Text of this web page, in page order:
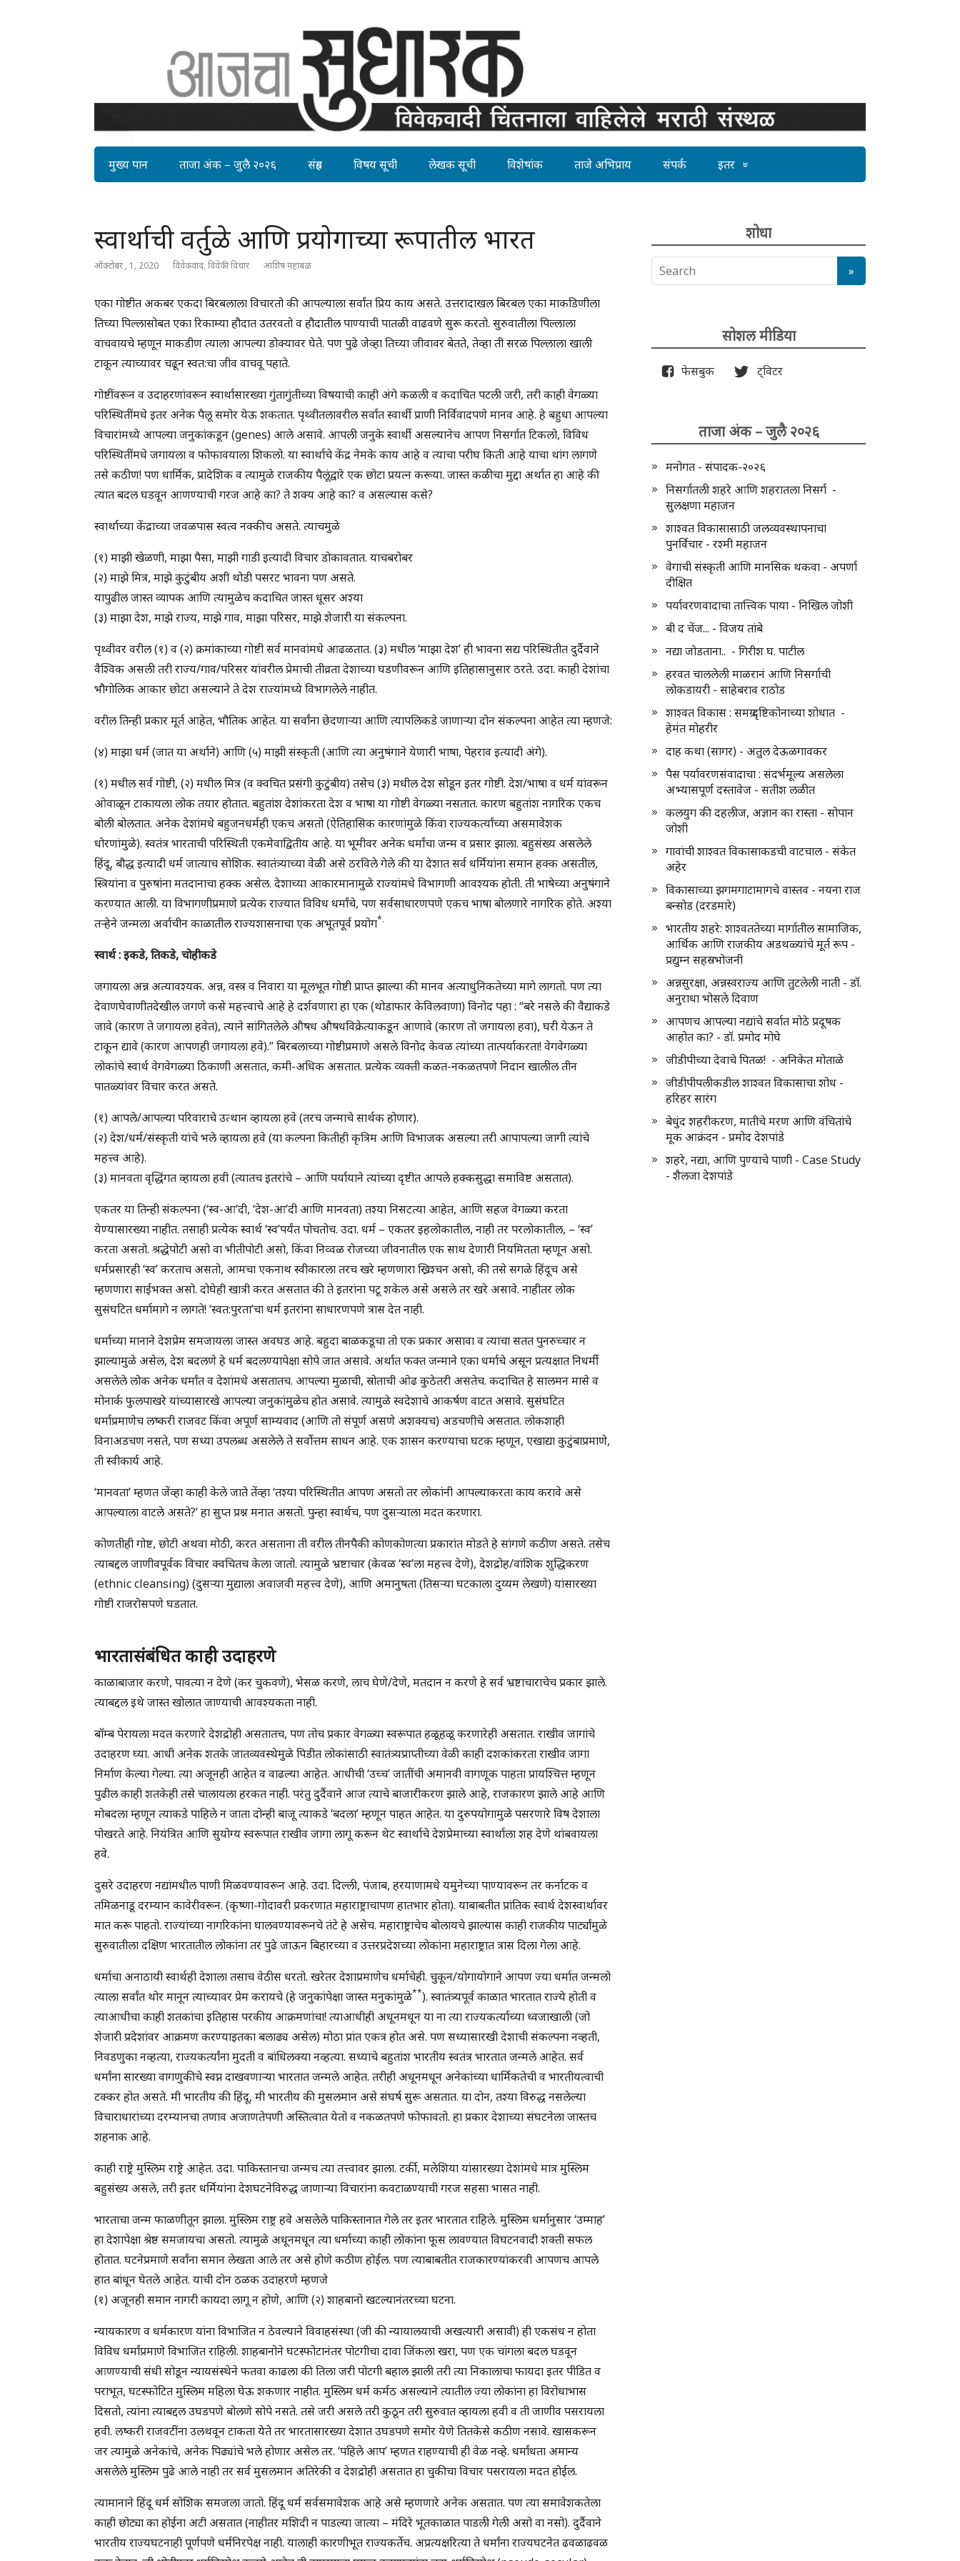
मुख्य पान ताजा अंक – जुलै २०२६ संग्रह विषय सूची लेखक सूची विशेषांक ताजे अभिप्राय संपर्क इतर
स्वार्थाची वर्तुळे आणि प्रयोगाच्या रूपातील भारत
ऑक्टोबर , 1, 2020 विवेकवाद, विवेकी विचार आशिष महाबळ
एका गोष्टीत अकबर एकदा बिरबलाला विचारतो की आपल्याला सर्वांत प्रिय काय असते. उत्तरादाखल बिरबल एका माकडिणीला
तिच्या पिल्लासोबत एका रिकाम्या हौदात उतरवतो व हौदातील पाण्याची पातळी वाढवणे सुरू करतो. सुरुवातीला पिल्लाला
वाचवायचे म्हणून माकडीण त्याला आपल्या डोक्यावर घेते. पण पुढे जेव्हा तिच्या जीवावर बेतते, तेव्हा ती सरळ पिल्लाला खाली
टाकून त्याच्यावर चढून स्वत:चा जीव वाचवू पहाते.
गोष्टींवरून व उदाहरणांवरून स्वार्थासारख्या गुंतागुंतीच्या विषयाची काही अंगे कळली व कदाचित पटली जरी, तरी काही वेगळ्या
परिस्थितींमधे इतर अनेक पैलू समोर येऊ शकतात. पृथ्वीतलावरील सर्वांत स्वार्थी प्राणी निर्विवादपणे मानव आहे. हे बहुधा आपल्या
विचारांमध्ये आपल्या जनुकांकडून (genes) आले असावे. आपली जनुके स्वार्थी असल्यानेच आपण निसर्गात टिकलो, विविध
परिस्थितींमधे जगायला व फोफावयाला शिकलो. या स्वार्थाचे केंद्र नेमके काय आहे व त्याचा परीघ किती आहे याचा थांग लागणे
तसे कठीण! पण धार्मिक, प्रादेशिक व त्यामुळे राजकीय पैलूंद्वारे एक छोटा प्रयत्न करूया. जास्त कळीचा मुद्दा अर्थात हा आहे की
त्यात बदल घडवून आणण्याची गरज आहे का? ते शक्य आहे का? व असल्यास कसे?
स्वार्थाच्या केंद्राच्या जवळपास स्वत्व नक्कीच असते. त्याचमुळे
(१) माझी खेळणी, माझा पैसा, माझी गाडी इत्यादी विचार डोकावतात. याचबरोबर
(२) माझे मित्र, माझे कुटुंबीय अशी थोडी पसरट भावना पण असते.
यापुढील जास्त व्यापक आणि त्यामुळेच कदाचित जास्त धूसर अश्या
(३) माझा देश, माझे राज्य, माझे गाव, माझा परिसर, माझे शेजारी या संकल्पना.
पृथ्वीवर वरील (१) व (२) क्रमांकाच्या गोष्टी सर्व मानवांमधे आढळतात. (३) मधील ‘माझा देश’ ही भावना सद्य परिस्थितीत दुर्दैवाने
वैश्विक असली तरी राज्य/गाव/परिसर यांवरील प्रेमाची तीव्रता देशाच्या घडणीवरून आणि इतिहासानुसार ठरते. उदा. काही देशांचा
भौगोलिक आकार छोटा असल्याने ते देश राज्यांमध्ये विभागलेले नाहीत.
वरील तिन्ही प्रकार मूर्त आहेत, भौतिक आहेत. या सर्वांना छेदणार्‍या आणि त्यापलिकडे जाणार्‍या दोन संकल्पना आहेत त्या म्हणजे:
(४) माझा धर्म (जात या अर्थाने) आणि (५) माझी संस्कृती (आणि त्या अनुषंगाने येणारी भाषा, पेहराव इत्यादी अंगे).
(१) मधील सर्व गोष्टी, (२) मधील मित्र (व क्वचित प्रसंगी कुटुंबीय) तसेच (३) मधील देश सोडून इतर गोष्टी. देश/भाषा व धर्म यांवरून
ओवाळून टाकायला लोक तयार होतात. बहुतांश देशांकरता देश व भाषा या गोष्टी वेगळ्या नसतात. कारण बहुतांश नागरिक एकच
बोली बोलतात. अनेक देशांमधे बहुजनधर्मही एकच असतो (ऐतिहासिक कारणांमुळे किंवा राज्यकर्त्यांच्या असमावेशक
धोरणांमुळे). स्वतंत्र भारताची परिस्थिती एकमेवाद्वितीय आहे. या भूमीवर अनेक धर्मांचा जन्म व प्रसार झाला. बहुसंख्य असलेले
हिंदू, बौद्ध इत्यादी धर्म जात्याच सोशिक. स्वातंत्र्याच्या वेळी असे ठरविले गेले की या देशात सर्व धर्मियांना समान हक्क असतील,
स्त्रियांना व पुरुषांना मतदानाचा हक्क असेल. देशाच्या आकारमानामुळे राज्यांमधे विभागणी आवश्यक होती. ती भाषेच्या अनुषंगाने
करण्यात आली. या विभागणीप्रमाणे प्रत्येक राज्यात विविध धर्मांचे, पण सर्वसाधारणपणे एकच भाषा बोलणारे नागरिक होते. अश्या
तर्‍हेने जन्मला अर्वाचीन काळातील राज्यशासनाचा एक अभूतपूर्व प्रयोग*.
स्वार्थ : इकडे, तिकडे, चोहीकडे
जगायला अन्न अत्यावश्यक. अन्न, वस्त्र व निवारा या मूलभूत गोष्टी प्राप्त झाल्या की मानव अत्याधुनिकतेच्या मागे लागतो. पण त्या
देवाणघेवाणीतदेखील जगणे कसे महत्त्वाचे आहे हे दर्शवणारा हा एक (थोडाफार केविलवाणा) विनोद पहा : “बरे नसले की वैद्याकडे
जावे (कारण ते जगायला हवेत), त्याने सांगितलेले औषध औषधविक्रेत्याकडून आणावे (कारण तो जगायला हवा), घरी येऊन ते
टाकून द्यावे (कारण आपणही जगायला हवे).” बिरबलाच्या गोष्टीप्रमाणे असले विनोद केवळ त्यांच्या तात्पर्याकरता! वेगवेगळ्या
लोकांचे स्वार्थ वेगवेगळ्या ठिकाणी असतात, कमी-अधिक असतात. प्रत्येक व्यक्ती कळत-नकळतपणे निदान खालील तीन
पातळ्यांवर विचार करत असते.
(१) आपले/आपल्या परिवाराचे उत्थान व्हायला हवे (तरच जन्माचे सार्थक होणार).
(२) देश/धर्म/संस्कृती यांचे भले व्हायला हवे (या कल्पना कितीही कृत्रिम आणि विभाजक असल्या तरी आपापल्या जागी त्यांचे
महत्त्व आहे).
(३) मानवता वृद्धिंगत व्हायला हवी (त्यातच इतरांचे – आणि पर्यायाने त्यांच्या दृष्टीत आपले हक्कसुद्धा समाविष्ट असतात).
एकतर या तिन्ही संकल्पना (‘स्व-आ’दी, ‘देश-आ’दी आणि मानवता) तश्या निसटत्या आहेत, आणि सहज वेगळ्या करता
येण्यासारख्या नाहीत. तसाही प्रत्येक स्वार्थ ‘स्व’पर्यंत पोचतोच. उदा. धर्म – एकतर इहलोकातील, नाही तर परलोकातील, – ‘स्व’
करता असतो. श्रद्धेपोटी असो वा भीतीपोटी असो, किंवा निव्वळ रोजच्या जीवनातील एक साथ देणारी नियमितता म्हणून असो.
धर्मप्रसारही ‘स्व’ करताच असतो, आमचा एकनाथ स्वीकारला तरच खरे म्हणणारा ख्रिश्चन असो, की तसे सगळे हिंदूच असे
म्हणणारा साईभक्त असो. दोघेही खात्री करत असतात की ते इतरांना पटू शकेल असे असले तर खरे असावे. नाहीतर लोक
सुसंघटित धर्मामागे न लागते! ‘स्वत:पुरता’चा धर्म इतरांना साधारणपणे त्रास देत नाही.
धर्माच्या मानाने देशप्रेम समजायला जास्त अवघड आहे. बहुदा बाळकडूचा तो एक प्रकार असावा व त्याचा सतत पुनरुच्चार न
झाल्यामुळे असेल, देश बदलणे हे धर्म बदलण्यापेक्षा सोपे जात असावे. अर्थात फक्त जन्माने एका धर्माचे असून प्रत्यक्षात निधर्मी
असलेले लोक अनेक धर्मांत व देशांमधे असतातच. आपल्या मुळाची, स्रोताची ओढ कुठेतरी असतेच. कदाचित हे सालमन मासे व
मोनार्क फुलपाखरे यांच्यासारखे आपल्या जनुकांमुळेच होत असावे. त्यामुळे स्वदेशाचे आकर्षण वाटत असावे. सुसंघटित
धर्माप्रमाणेच लष्करी राजवट किंवा अपूर्ण साम्यवाद (आणि तो संपूर्ण असणे अशक्यच) अडचणीचे असतात. लोकशाही
विनाअडचण नसते, पण सध्या उपलब्ध असलेले ते सर्वोत्तम साधन आहे. एक शासन करण्याचा घटक म्हणून, एखाद्या कुटुंबाप्रमाणे,
ती स्वीकार्य आहे.
‘मानवता’ म्हणत जेंव्हा काही केले जाते तेंव्हा ‘तश्या परिस्थितीत आपण असतो तर लोकांनी आपल्याकरता काय करावे असे
आपल्याला वाटले असते?’ हा सुप्त प्रश्न मनात असतो. पुन्हा स्वार्थच, पण दुसर्‍याला मदत करणारा.
कोणतीही गोष्ट, छोटी अथवा मोठी, करत असताना ती वरील तीनपैकी कोणकोणत्या प्रकारांत मोडते हे सांगणे कठीण असते. तसेच
त्याबद्दल जाणीवपूर्वक विचार क्वचितच केला जातो. त्यामुळे भ्रष्टाचार (केवळ ‘स्व’ला महत्त्व देणे), देशद्रोह/वांशिक शुद्धिकरण
(ethnic cleansing) (दुसर्‍या मुद्याला अवाजवी महत्त्व देणे), आणि अमानुषता (तिसर्‍या घटकाला दुय्यम लेखणे) यांसारख्या
गोष्टी राजरोसपणे घडतात.
भारतासंबंधित काही उदाहरणे
काळाबाजार करणे, पावत्या न देणे (कर चुकवणे), भेसळ करणे, लाच घेणे/देणे, मतदान न करणे हे सर्व भ्रष्टाचाराचेच प्रकार झाले.
त्याबद्दल इथे जास्त खोलात जाण्याची आवश्यकता नाही.
बॉम्ब पेरायला मदत करणारे देशद्रोही असतातच, पण तोच प्रकार वेगळ्या स्वरूपात हळूहळू करणारेही असतात. राखीव जागांचे
उदाहरण घ्या. आधी अनेक शतके जातव्यवस्थेमुळे पिडीत लोकांसाठी स्वातंत्र्यप्राप्तीच्या वेळी काही दशकांकरता राखीव जागा
निर्माण केल्या गेल्या. त्या अजूनही आहेत व वाढल्या आहेत. आधीची ‘उच्च’ जातींची अमानवी वागणूक पाहता प्रायश्चित्त म्हणून
पुढील काही शतकेही तसे चालायला हरकत नाही. परंतु दुर्दैवाने आज त्याचे बाजारीकरण झाले आहे, राजकारण झाले आहे आणि
मोबदला म्हणून त्याकडे पाहिले न जाता दोन्ही बाजू त्याकडे ‘बदला’ म्हणून पाहत आहेत. या दुरुपयोगामुळे पसरणारे विष देशाला
पोखरते आहे. नियंत्रित आणि सुयोग्य स्वरूपात राखीव जागा लागू करून थेट स्वार्थाचे देशप्रेमाच्या स्वार्थाला शह देणे थांबवायला
हवे.
दुसरे उदाहरण नद्यांमधील पाणी मिळवण्यावरून आहे. उदा. दिल्ली, पंजाब, हरयाणामधे यमुनेच्या पाण्यावरून तर कर्नाटक व
तमिळनाडू दरम्यान कावेरीवरून. (कृष्णा-गोदावरी प्रकरणात महाराष्ट्राचापण हातभार होता). याबाबतीत प्रांतिक स्वार्थ देशस्वार्थावर
मात करू पाहतो. राज्यांच्या नागरिकांना घालवण्यावरूनचे तंटे हे असेच. महाराष्ट्राचेच बोलायचे झाल्यास काही राजकीय पार्ट्यांमुळे
सुरुवातीला दक्षिण भारतातील लोकांना तर पुढे जाऊन बिहारच्या व उत्तरप्रदेशच्या लोकांना महाराष्ट्रात त्रास दिला गेला आहे.
धर्माचा अनाठायी स्वार्थही देशाला तसाच वेठीस धरतो. खरेतर देशाप्रमाणेच धर्माचेही. चुकून/योगायोगाने आपण ज्या धर्मात जन्मलो
त्याला सर्वांत थोर मानून त्याच्यावर प्रेम करायचे (हे जनुकांपेक्षा जास्त मनुकांमुळे**). स्वातंत्र्यपूर्व काळात भारतात राज्ये होती व
त्याआधीचा काही शतकांचा इतिहास परकीय आक्रमणांचा! त्याआधीही अधूनमधून या ना त्या राज्यकर्त्याच्या ध्वजाखाली (जो
शेजारी प्रदेशांवर आक्रमण करण्याइतका बलाढ्य असेल) मोठा प्रांत एकत्र होत असे. पण सध्यासारखी देशाची संकल्पना नव्हती,
निवडणुका नव्हत्या, राज्यकर्त्यांना मुदती व बांधिलक्या नव्हत्या. सध्याचे बहुतांश भारतीय स्वतंत्र भारतात जन्मले आहेत. सर्व
धर्मांना सारख्या वागणुकीचे स्वप्न दाखवणाऱ्या भारतात जन्मले आहेत. तरीही अधूनमधून अनेकांच्या धार्मिकतेची व भारतीयत्वाची
टक्कर होत असते. मी भारतीय की हिंदू, मी भारतीय की मुसलमान असे संघर्ष सुरू असतात. या दोन, तश्या विरुद्ध नसलेल्या
विचाराधारांच्या दरम्यानचा तणाव अजाणतेपणी अस्तित्वात येतो व नकळतपणे फोफावतो. हा प्रकार देशाच्या संघटनेला जास्तच
शहनाक आहे.
काही राष्ट्रे मुस्लिम राष्ट्रे आहेत. उदा. पाकिस्तानचा जन्मच त्या तत्त्वावर झाला. टर्की, मलेशिया यांसारख्या देशांमधे मात्र मुस्लिम
बहुसंख्य असले, तरी इतर धर्मियांना देशघटनेविरुद्ध जाणार्‍या विचारांना कवटाळण्याची गरज सहसा भासत नाही.
भारताचा जन्म फाळणीतून झाला. मुस्लिम राष्ट्र हवे असलेले पाकिस्तानात गेले तर इतर भारतात राहिले. मुस्लिम धर्मानुसार ‘उम्माह’
हा देशापेक्षा श्रेष्ठ समजायचा असतो. त्यामुळे अधूनमधून त्या धर्माच्या काही लोकांना फूस लावण्यात विघटनवादी शक्ती सफल
होतात. घटनेप्रमाणे सर्वांना समान लेखता आले तर असे होणे कठीण होईल. पण त्याबाबतीत राजकारण्यांकरवी आपणच आपले
हात बांधून घेतले आहेत. याची दोन ठळक उदाहरणे म्हणजे
(१) अजूनही समान नागरी कायदा लागू न होणे, आणि (२) शाहबानो खटल्यानंतरच्या घटना.
न्यायकारण व धर्मकारण यांना विभाजित न ठेवल्याने विवाहसंस्था (जी की न्यायालयाची अखत्यारी असावी) ही एकसंध न होता
विविध धर्मांप्रमाणे विभाजित राहिली. शाहबानोने घटस्फोटानंतर पोटगीचा दावा जिंकला खरा, पण एक चांगला बदल घडवून
आणण्याची संधी सोडून न्यायसंस्थेने फतवा काढला की तिला जरी पोटगी बहाल झाली तरी त्या निकालाचा फायदा इतर पीडित व
पराभूत, घटस्फोटित मुस्लिम महिला घेऊ शकणार नाहीत. मुस्लिम धर्म कर्मठ असल्याने त्यातील ज्या लोकांना हा विरोधाभास
दिसतो, त्यांना त्याबद्दल उघडपणे बोलणे सोपे नसते. तसे जरी असले तरी कुठून तरी सुरुवात व्हायला हवी व ती जाणीव पसरायला
हवी. लष्करी राजवटींना उलथवून टाकता येते तर भारतासारख्या देशात उघडपणे समोर येणे तितकेसे कठीण नसावे. खासकरून
जर त्यामुळे अनेकांचे, अनेक पिढ्यांचे भले होणार असेल तर. ‘पहिले आप’ म्हणत राहण्याची ही वेळ नव्हे. धर्मांधता अमान्य
असलेले मुस्लिम पुढे आले नाही तर सर्व मुसलमान अतिरेकी व देशद्रोही असतात हा चुकीचा विचार पसरायला मदत होईल.
त्यामानाने हिंदू धर्म सोशिक समजला जातो. हिंदू धर्म सर्वसमावेशक आहे असे म्हणणारे अनेक असतात. पण त्या समावेशकतेला
काही छोट्या का होईना अटी असतात (नाहीतर मशिदी न पाडल्या जात्या – मंदिरे भूतकाळात पाडली गेली असो वा नसो). दुर्दैवाने
भारतीय राज्यघटनाही पूर्णपणे धर्मनिरपेक्ष नाही. यालाही कारणीभूत राज्यकर्तेच. अप्रत्यक्षरित्या ते धर्मांना राज्यघटनेत ढवळाढवळ
शोधा
सोशल मीडिया
फेसबुक ट्विटर
ताजा अंक – जुलै २०२६
मनोगत - संपादक-२०२६
निसर्गातली शहरे आणि शहरातला निसर्ग -
सुलक्षणा महाजन
शाश्वत विकासासाठी जलव्यवस्थापनाचा
पुनर्विचार - रश्मी महाजन
वेगाची संस्कृती आणि मानसिक थकवा - अपर्णा
दीक्षित
पर्यावरणवादाचा तात्त्विक पाया - निखिल जोशी
बी द चेंज... - विजय तांबे
नद्या जोडताना.. - गिरीश घ. पाटील
हरवत चाललेली माळरानं आणि निसर्गाची
लोकडायरी - साहेबराव राठोड
शाश्वत विकास : समग्र दृष्टिकोनाच्या शोधात -
हेमंत मोहरीर
दाह कथा (सागर) - अतुल देऊळगावकर
पैस पर्यावरणसंवादाचा : संदर्भमूल्य असलेला
अभ्यासपूर्ण दस्तावेज - सतीश लळीत
कलयुग की दहलीज, अज्ञान का रास्ता - सोपान
जोशी
गावांची शाश्वत विकासाकडची वाटचाल - संकेत
अहेर
विकासाच्या झगमगाटामागचे वास्तव - नयना राज
बन्सोड (दरडमारे)
भारतीय शहरे: शाश्वततेच्या मार्गातील सामाजिक,
आर्थिक आणि राजकीय अडथळ्यांचे मूर्त रूप -
प्रद्युम्न सहस्रभोजनी
अन्नसुरक्षा, अन्नस्वराज्य आणि तुटलेली नाती - डॉ.
अनुराधा भोसले दिवाण
आपणच आपल्या नद्यांचे सर्वात मोठे प्रदूषक
आहोत का? - डॉ. प्रमोद मोघे
जीडीपीच्या देवाचे पितळ! - अनिकेत मोताळे
जीडीपीपलीकडील शाश्वत विकासाचा शोध -
हरिहर सारंग
बेधुंद शहरीकरण, मातीचे मरण आणि वंचितांचे
मूक आक्रंदन - प्रमोद देशपांडे
शहरे, नद्या, आणि पुण्याचे पाणी - Case Study
- शैलजा देशपांडे